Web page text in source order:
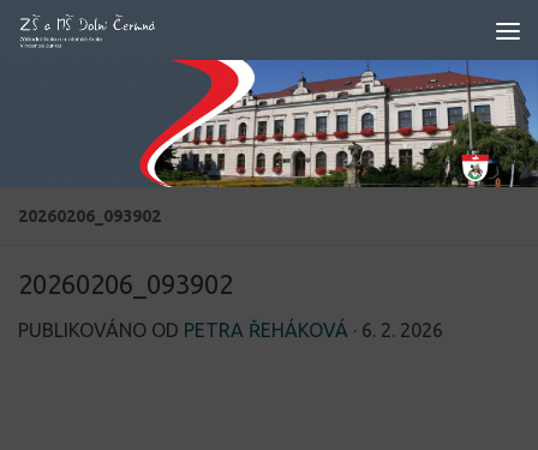
Skip to content
20260206_093902
20260206_093902
PUBLIKOVÁNO OD PETRA ŘEHÁKOVÁ · 6. 2. 2026